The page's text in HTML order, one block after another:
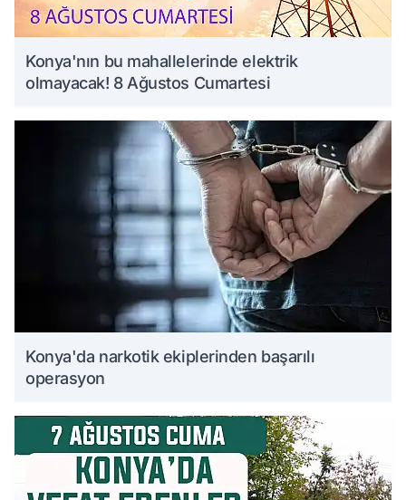
Konya'nın bu mahallelerinde elektrik
olmayacak! 8 Ağustos Cumartesi
Konya'da narkotik ekiplerinden başarılı
operasyon